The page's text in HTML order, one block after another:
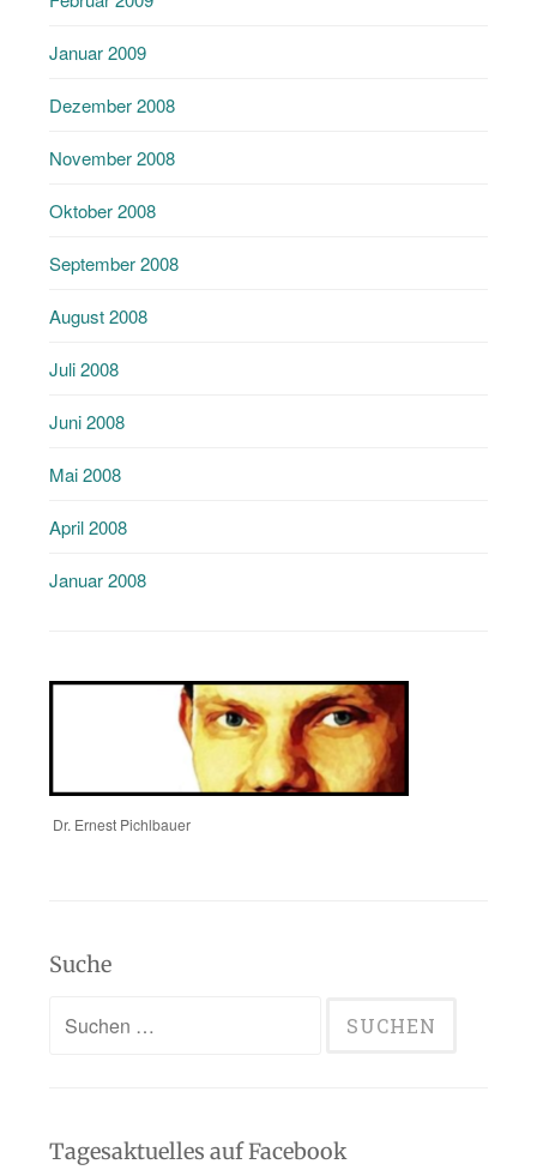
Januar 2009
Dezember 2008
November 2008
Oktober 2008
September 2008
August 2008
Juli 2008
Juni 2008
Mai 2008
April 2008
Januar 2008
Dr. Ernest Pichlbauer
Suche
Suchen
Tagesaktuelles auf Facebook